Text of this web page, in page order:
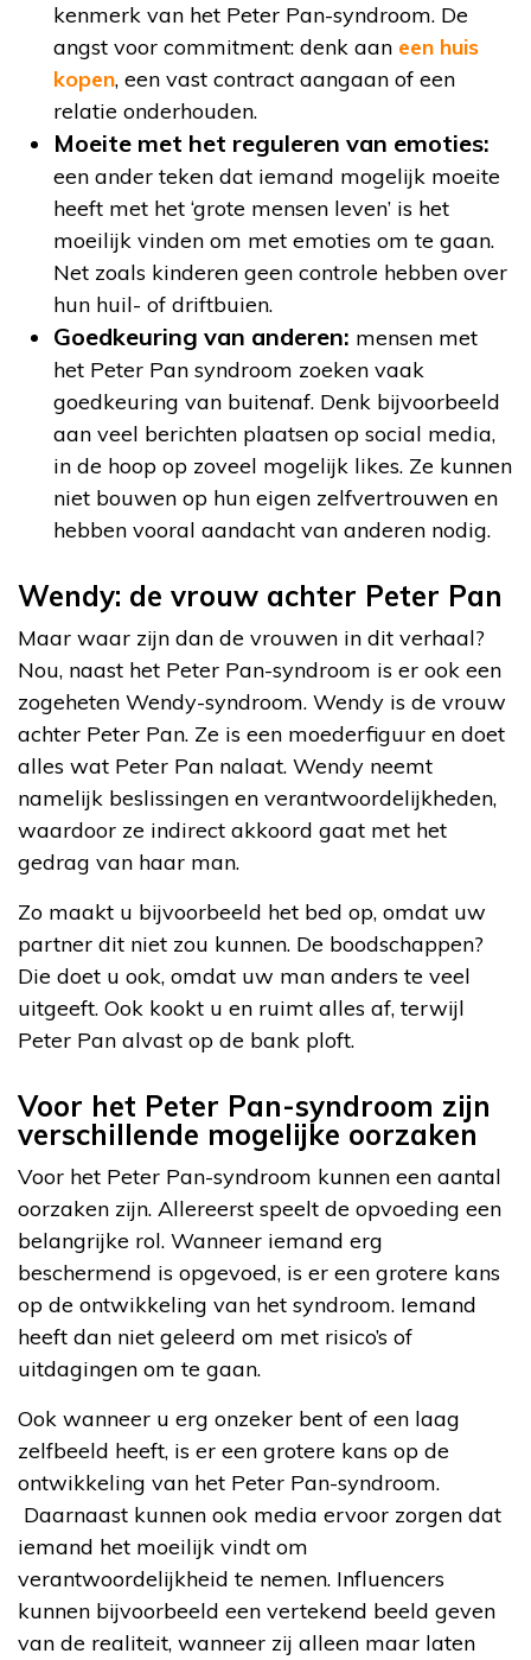
kenmerk van het Peter Pan-syndroom. De
angst voor commitment: denk aan een huis
kopen, een vast contract aangaan of een
relatie onderhouden.
Moeite met het reguleren van emoties:
een ander teken dat iemand mogelijk moeite
heeft met het ‘grote mensen leven’ is het
moeilijk vinden om met emoties om te gaan.
Net zoals kinderen geen controle hebben over
hun huil- of driftbuien.
Goedkeuring van anderen: mensen met
het Peter Pan syndroom zoeken vaak
goedkeuring van buitenaf. Denk bijvoorbeeld
aan veel berichten plaatsen op social media,
in de hoop op zoveel mogelijk likes. Ze kunnen
niet bouwen op hun eigen zelfvertrouwen en
hebben vooral aandacht van anderen nodig.
Wendy: de vrouw achter Peter Pan
Maar waar zijn dan de vrouwen in dit verhaal?
Nou, naast het Peter Pan-syndroom is er ook een
zogeheten Wendy-syndroom. Wendy is de vrouw
achter Peter Pan. Ze is een moeder­figuur en doet
alles wat Peter Pan nalaat. Wendy neemt
namelijk beslissingen en verantwoordelijkheden,
waardoor ze indirect akkoord gaat met het
gedrag van haar man.
Zo maakt u bijvoorbeeld het bed op, omdat uw
partner dit niet zou kunnen. De boodschappen?
Die doet u ook, omdat uw man anders te veel
uitgeeft. Ook kookt u en ruimt alles af, terwijl
Peter Pan alvast op de bank ploft.
Voor het Peter Pan-syndroom zijn
verschillende mogelijke oorzaken
Voor het Peter Pan-syndroom kunnen een aantal
oorzaken zijn. Allereerst speelt de opvoeding een
belangrijke rol. Wanneer iemand erg
beschermend is opgevoed, is er een grotere kans
op de ontwikkeling van het syndroom. Iemand
heeft dan niet geleerd om met risico’s of
uitdagingen om te gaan.
Ook wanneer u erg onzeker bent of een laag
zelfbeeld heeft, is er een grotere kans op de
ontwikkeling van het Peter Pan-syndroom.
Daarnaast kunnen ook media ervoor zorgen dat
iemand het moeilijk vindt om
verantwoordelijkheid te nemen. Influencers
kunnen bijvoorbeeld een vertekend beeld geven
van de realiteit, wanneer zij alleen maar laten